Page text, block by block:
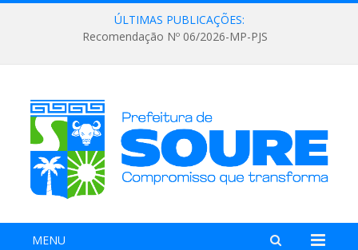
ÚLTIMAS PUBLICAÇÕES:
Recomendação Nº 06/2026-MP-PJS
MENU